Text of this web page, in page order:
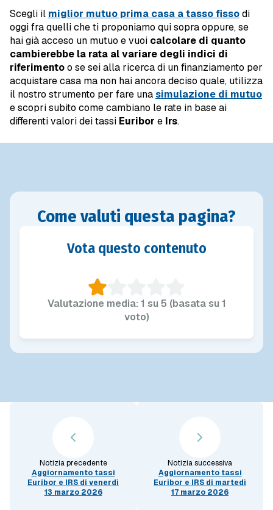
Scegli il miglior mutuo prima casa a tasso fissodi
oggi fra quelli che ti proponiamo qui sopra oppure, se
hai già acceso un mutuo e vuoi calcolare di quanto
cambierebbe la rata al variare degli indici di
riferimentoo se sei alla ricerca di un finanziamento per
acquistare casa ma non hai ancora deciso quale, utilizza
il nostro strumento per fare unasimulazione di mutuo
e scopri subito come cambiano le rate in base ai
differenti valori dei tassi Euribor e Irs.
Come valuti questa pagina?
Vota questo contenuto
Valutazione media: 1 su 5 (basata su 1
voto)
Notizia precedente
Aggiornamento tassi
Euribor e IRS di venerdì
13 marzo 2026
Notizia successiva
Aggiornamento tassi
Euribor e IRS di martedì
17 marzo 2026